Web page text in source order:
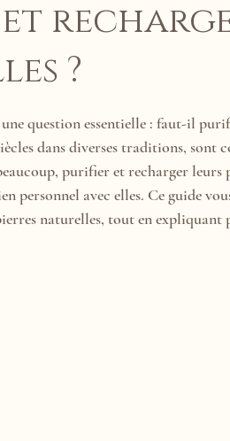
?
question essentielle : faut-il
dans diverses traditions, sont
purifier et recharger leurs
personnel avec elles. Ce guide
naturelles, tout en expliquant